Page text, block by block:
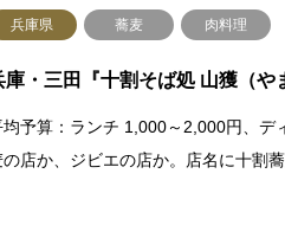
兵庫県 蕎麦 肉料理
庫・三田『十割そば処 山獲（や
均予算：ランチ 1,000～2,000円、
の店か、ジビエの店か。店名に十割